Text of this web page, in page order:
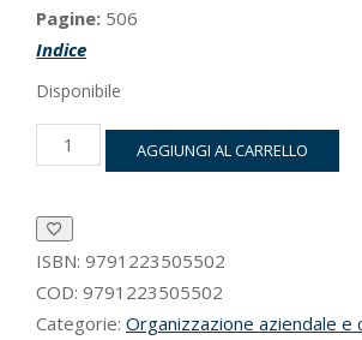
Pagine: 506
Indice
Disponibile
Disabilità:
questioni
quantità
AGGIUNGI AL CARRELLO
ISBN: 9791223505502
COD: 9791223505502
Categorie: Organizzazione aziendale e